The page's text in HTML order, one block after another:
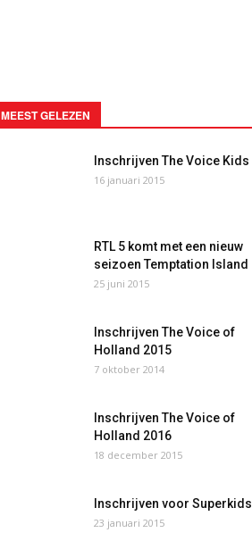
MEEST GELEZEN
Inschrijven The Voice Kids
16 januari 2015
RTL 5 komt met een nieuw
seizoen Temptation Island
25 juni 2015
Inschrijven The Voice of
Holland 2015
7 oktober 2014
Inschrijven The Voice of
Holland 2016
18 december 2015
Inschrijven voor Superkids
23 januari 2015